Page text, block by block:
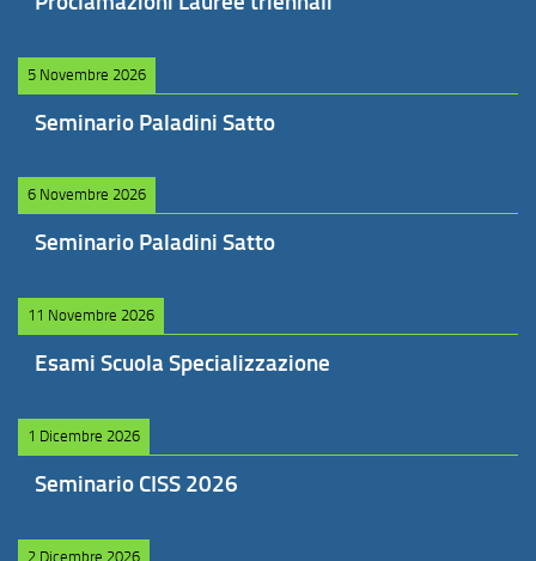
5 Novembre 2026
Seminario Paladini Satto
6 Novembre 2026
Seminario Paladini Satto
11 Novembre 2026
Esami Scuola Specializzazione
1 Dicembre 2026
Seminario CISS 2026
2 Dicembre 2026